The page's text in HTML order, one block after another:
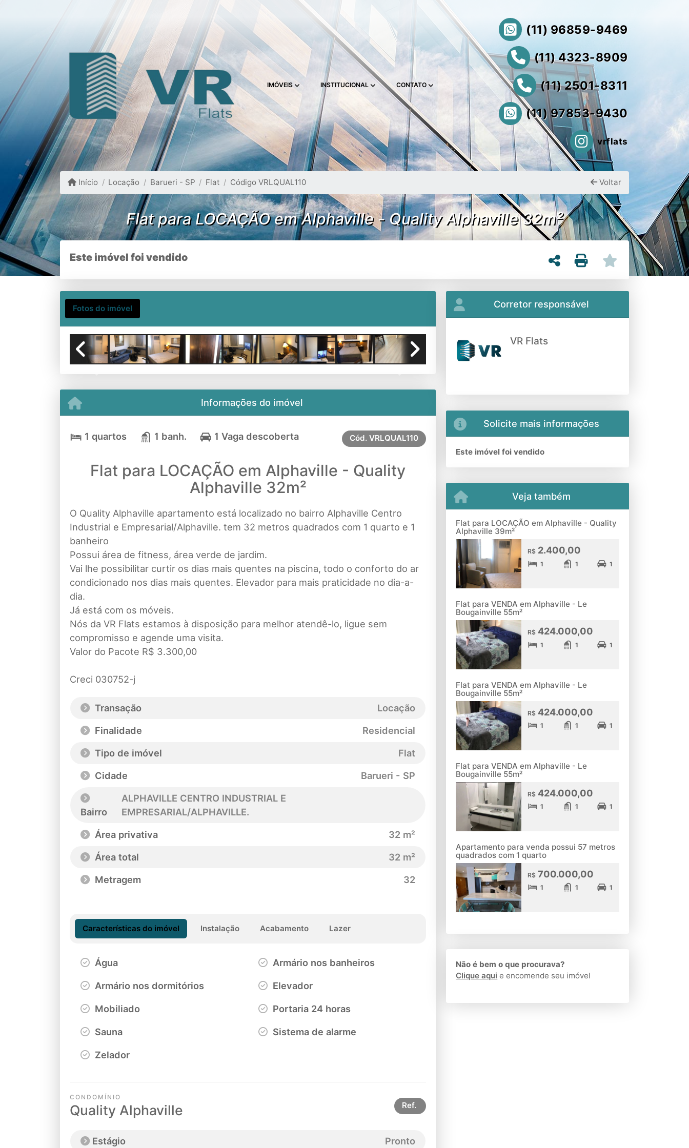
IMÓVEIS INSTITUCIONAL CONTATO
(11) 96859-9469
(11) 4323-8909
(11) 2501-8311
(11) 97853-9430
vrflats
Início Locação Barueri - SP Flat Código VRLQUAL110 Voltar
Flat para LOCAÇÃO em Alphaville - Quality Alphaville 32m²
Este imóvel foi vendido
Fotos do imóvel
Informações do imóvel
1 quartos 1 banh. 1 Vaga descoberta Cód. VRLQUAL110
Flat para LOCAÇÃO em Alphaville - Quality
Alphaville 32m²
O Quality Alphaville apartamento está localizado no bairro Alphaville Centro
Industrial e Empresarial/Alphaville. tem 32 metros quadrados com 1 quarto e 1
banheiro
Possui área de fitness, área verde de jardim.
Vai lhe possibilitar curtir os dias mais quentes na piscina, todo o conforto do ar
condicionado nos dias mais quentes. Elevador para mais praticidade no dia-a-
dia.
Já está com os móveis.
Nós da VR Flats estamos à disposição para melhor atendê-lo, ligue sem
compromisso e agende uma visita.
Valor do Pacote R$ 3.300,00
Creci 030752-j
Transação
Locação
Finalidade
Residencial
Tipo de imóvel
Flat
Cidade
Barueri - SP
Bairro
ALPHAVILLE CENTRO INDUSTRIAL E
EMPRESARIAL/ALPHAVILLE.
Área privativa
32 m²
Área total
32 m²
Metragem
32
Características do imóvel Instalação Acabamento Lazer
Água Armário nos banheiros
Armário nos dormitórios Elevador
Mobiliado Portaria 24 horas
Sauna Sistema de alarme
Zelador
CONDOMÍNIO
Quality Alphaville Ref.
Estágio Pronto
Corretor responsável
VR Flats
Solicite mais informações
Este imóvel foi vendido
Veja também
Flat para LOCAÇÃO em Alphaville - Quality
Alphaville 39m²
R$2.400,00
1 1 1
Flat para VENDA em Alphaville - Le
Bougainville 55m²
R$424.000,00
1 1 1
Flat para VENDA em Alphaville - Le
Bougainville 55m²
R$424.000,00
1 1 1
Flat para VENDA em Alphaville - Le
Bougainville 55m²
R$424.000,00
1 1 1
Apartamento para venda possui 57 metros
quadrados com 1 quarto
R$700.000,00
1 1 1
Não é bem o que procurava?
Clique aqui e encomende seu imóvel